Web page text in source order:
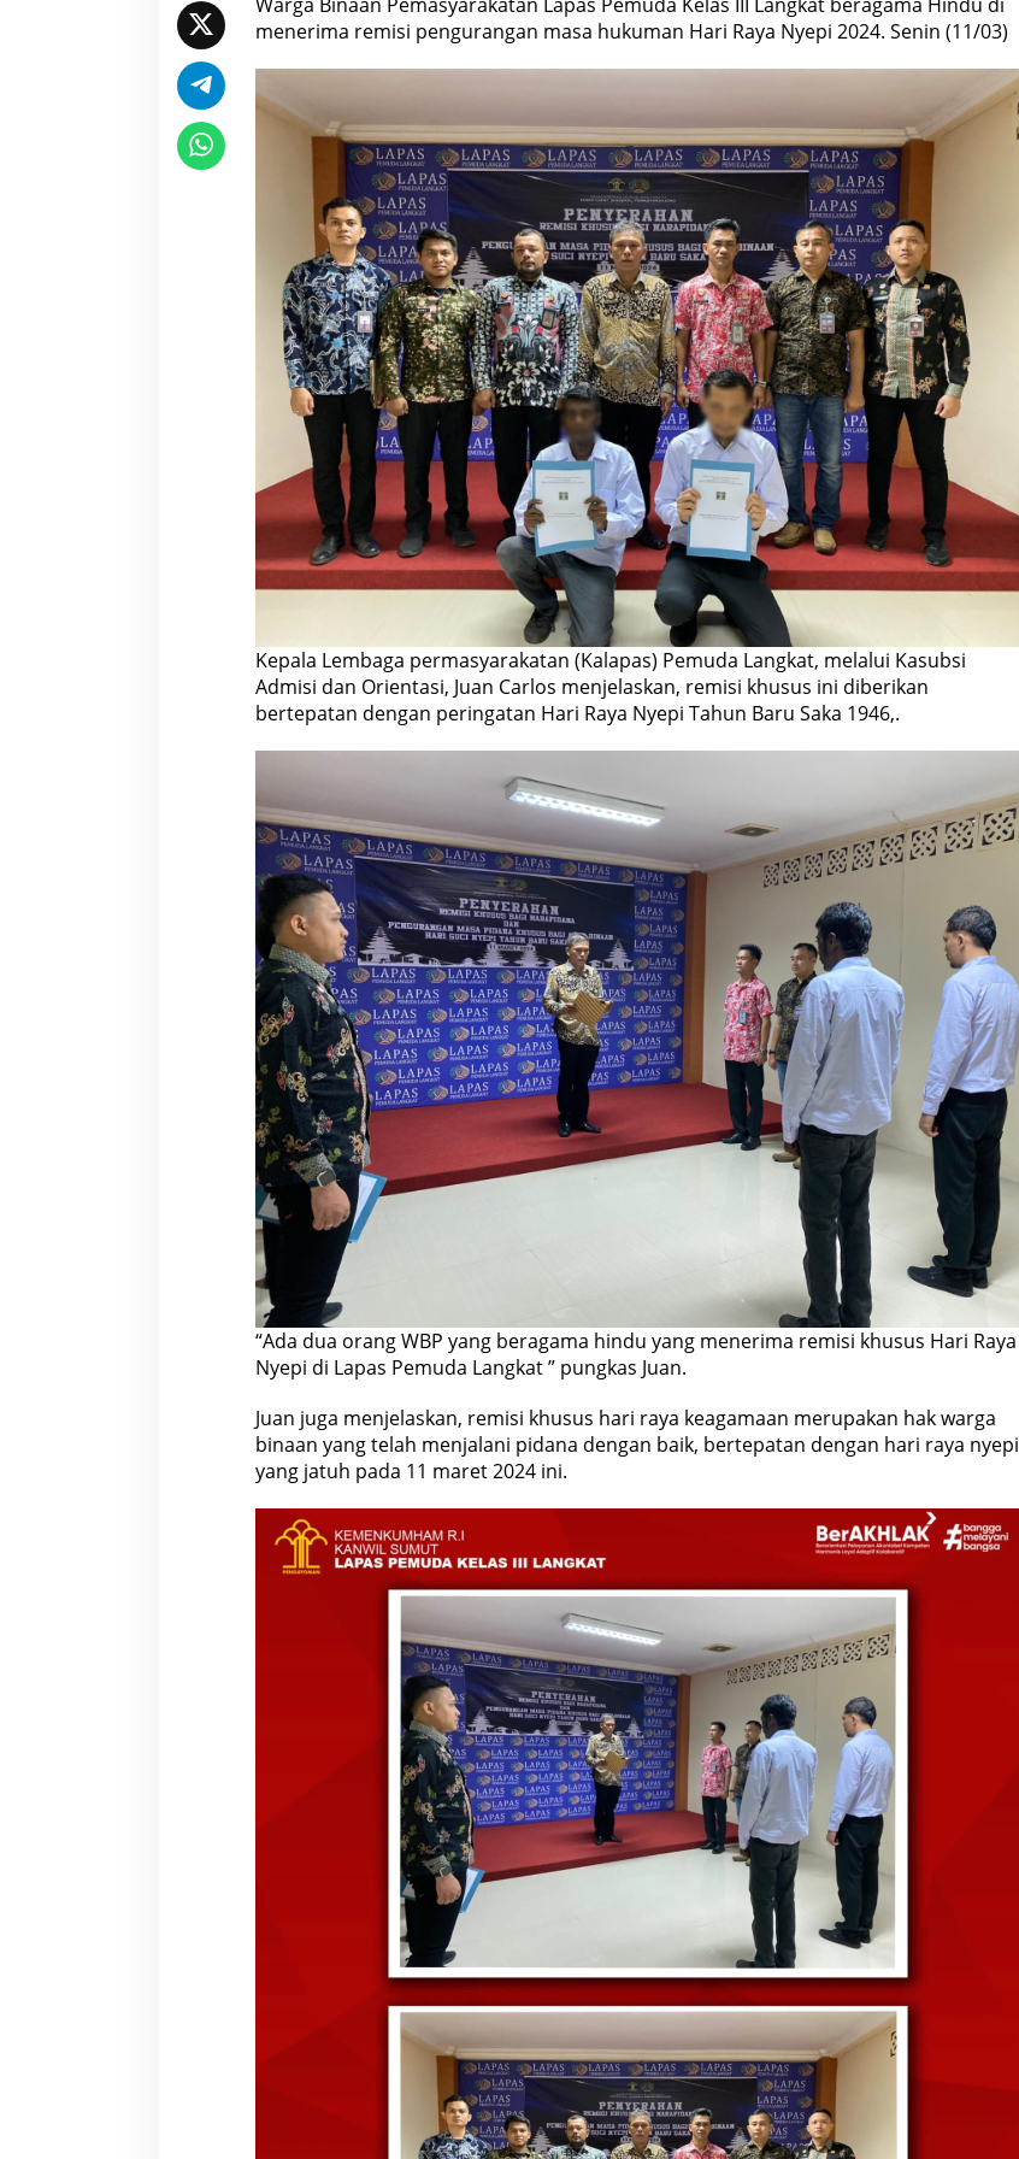
menerima remisi pengurangan masa hukuman Hari Raya Nyepi 2024. Senin (11/03)
Kepala Lembaga permasyarakatan (Kalapas) Pemuda Langkat, melalui Kasubsi
Admisi dan Orientasi, Juan Carlos menjelaskan, remisi khusus ini diberikan
bertepatan dengan peringatan Hari Raya Nyepi Tahun Baru Saka 1946,.
“Ada dua orang WBP yang beragama hindu yang menerima remisi khusus Hari Raya
Nyepi di Lapas Pemuda Langkat ” pungkas Juan.
Juan juga menjelaskan, remisi khusus hari raya keagamaan merupakan hak warga
binaan yang telah menjalani pidana dengan baik, bertepatan dengan hari raya nyepi
yang jatuh pada 11 maret 2024 ini.